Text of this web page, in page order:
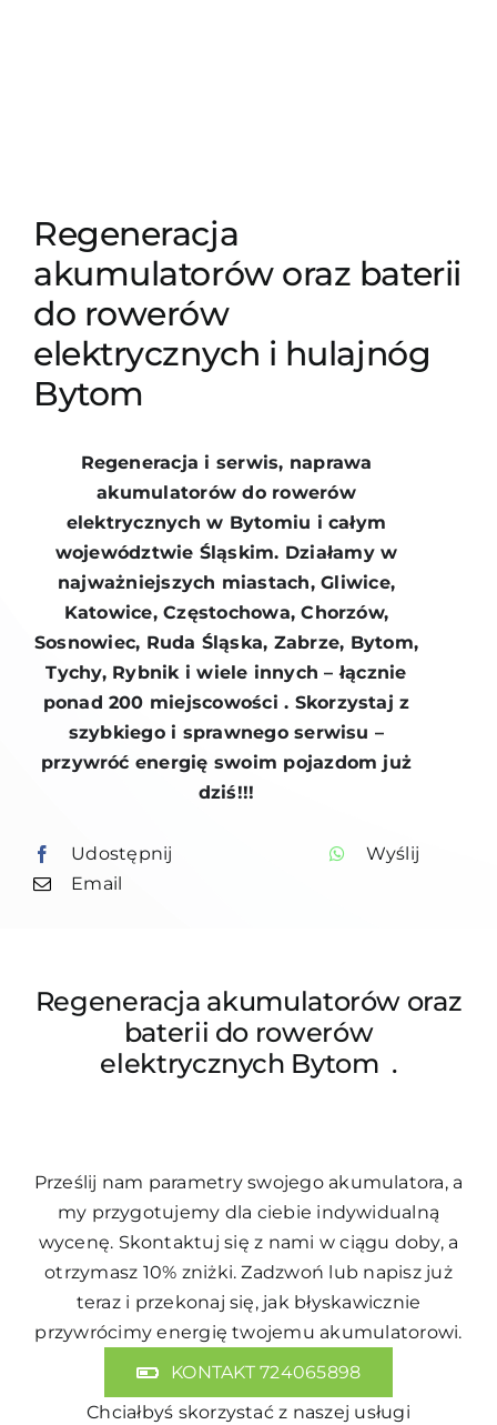
Regeneracja
akumulatorów oraz baterii
do rowerów
elektrycznych i hulajnóg
Bytom
Regeneracja i serwis, naprawa
akumulatorów do rowerów
elektrycznych w Bytomiu i całym
województwie Śląskim. Działamy w
najważniejszych miastach, Gliwice,
Katowice, Częstochowa, Chorzów,
Sosnowiec, Ruda Śląska, Zabrze, Bytom,
Tychy, Rybnik i wiele innych – łącznie
ponad 200 miejscowości . Skorzystaj z
szybkiego i sprawnego serwisu –
przywróć energię swoim pojazdom już
dziś!!!
Udostępnij
Wyślij
Email
Regeneracja akumulatorów oraz
baterii do rowerów
elektrycznych Bytom .
Prześlij nam parametry swojego akumulatora, a
my przygotujemy dla ciebie indywidualną
wycenę. Skontaktuj się z nami w ciągu doby, a
otrzymasz 10% zniżki. Zadzwoń lub napisz już
teraz i przekonaj się, jak błyskawicznie
przywrócimy energię twojemu akumulatorowi.
KONTAKT 724065898
Chciałbyś skorzystać z naszej usługi